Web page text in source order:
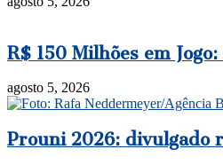
R$ 150 Milhões em
agosto 5, 2026
Prouni 2026: divulgado